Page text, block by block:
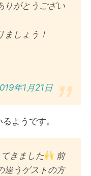
りがとうござい
ましょう！
年1月21日
ようです。
きました
前
違うゲストの方